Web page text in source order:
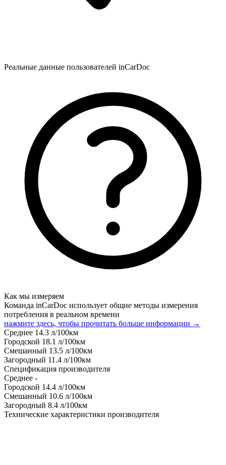
Реальные данные пользователей inCarDoc
Как мы измеряем
Команда inCarDoc использует общие методы измерения
потребления в реальном времени
нажмите здесь, чтобы прочитать больше информации →
Среднее 14.3 л/100км
Городской 18.1 л/100км
Смешанный 13.5 л/100км
Загородный 11.4 л/100км
Спецификация производителя
Среднее -
Городской 14.4 л/100км
Смешанный 10.6 л/100км
Загородный 8.4 л/100км
Технические характеристики производителя